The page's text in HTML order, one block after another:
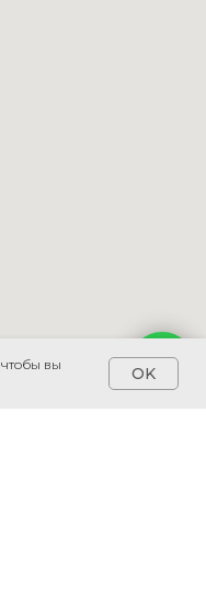
чтобы вы
OK
мне